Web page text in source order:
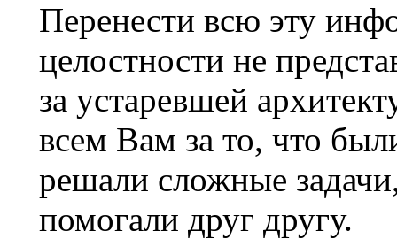
Перенести всю эту
целостности не
за устаревшей
всем Вам за то, что
решали сложные
помогали друг другу.